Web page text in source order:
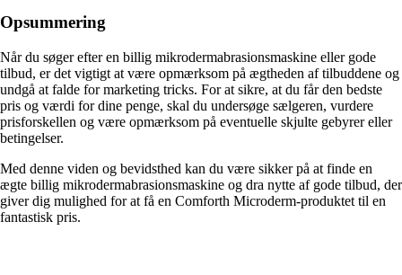
Opsummering
Når du søger efter en billig mikrodermabrasionsmaskine eller gode
tilbud, er det vigtigt at være opmærksom på ægtheden af ​​tilbuddene og
undgå at falde for marketing tricks. For at sikre, at du får den bedste
pris og værdi for dine penge, skal du undersøge sælgeren, vurdere
prisforskellen og være opmærksom på eventuelle skjulte gebyrer eller
betingelser.
Med denne viden og bevidsthed kan du være sikker på at finde en
ægte billig mikrodermabrasionsmaskine og dra nytte af gode tilbud, der
giver dig mulighed for at få en Comforth Microderm-produktet til en
fantastisk pris.